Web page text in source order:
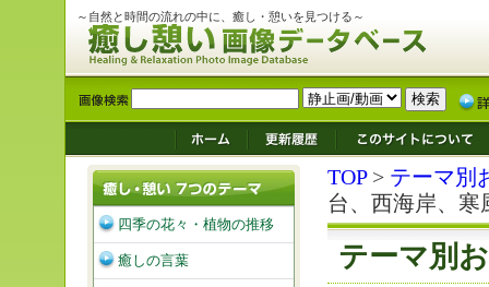
～自然と時間の流れの中に、癒し・憩いを見つける～
TOP> テーマ別
台、西海岸、寒
テーマ別
四季の花々・植物の推移
癒しの言葉